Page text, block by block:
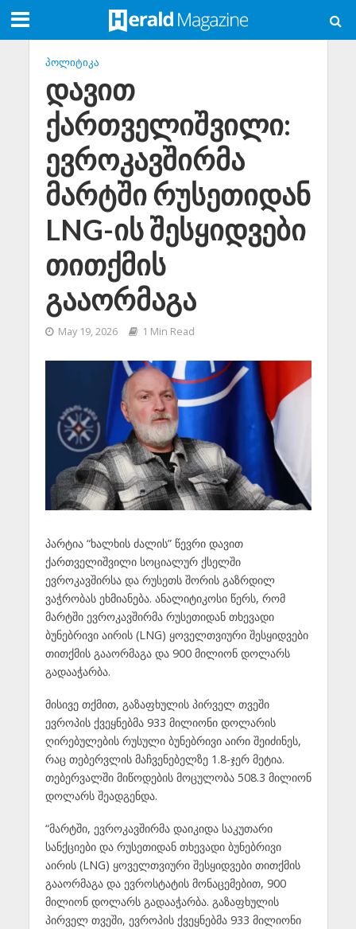
ᲞᲝᲚᲘᲢᲘᲙᲐ
დავით
ქართველიშვილი:
ევროკავშირმა
მარტში რუსეთიდან
LNG-ის შესყიდვები
თითქმის
გააორმაგა
May 19, 2026 1 Min Read
პარტია “ხალხის ძალის” წევრი დავით
ქართველიშვილი სოციალურ ქსელში
ევროკავშირსა და რუსეთს შორის გაზრდილ
ვაჭრობას ეხმიანება. ანალიტიკოსი წერს, რომ
მარტში ევროკავშირმა რუსეთიდან თხევადი
ბუნებრივი აირის (LNG) ყოველთვიური შესყიდვები
თითქმის გააორმაგა და 900 მილიონ დოლარს
გადააჭარბა.
მისივე თქმით, გაზაფხულის პირველ თვეში
ევროპის ქვეყნებმა 933 მილიონი დოლარის
ღირებულების რუსული ბუნებრივი აირი შეიძინეს,
რაც თებერვლის მაჩვენებელზე 1.8-ჯერ მეტია.
თებერვალში მიწოდების მოცულობა 508.3 მილიონ
დოლარს შეადგენდა.
“მარტში, ევროკავშირმა დაიკიდა საკუთარი
სანქციები და რუსეთიდან თხევადი ბუნებრივი
აირის (LNG) ყოველთვიური შესყიდვები თითქმის
გააორმაგა და ევროსტატის მონაცემებით, 900
მილიონ დოლარს გადააჭარბა. გაზაფხულის
პირველ თვეში, ევროპის ქვეყნებმა 933 მილიონი